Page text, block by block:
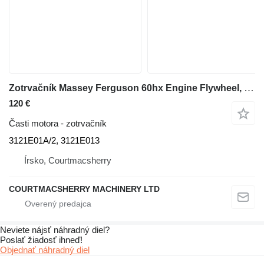
Zotrvačník Massey Ferguson 60hx Engine Flywheel, Ring Gear 3121e01a/2, 3121e013 3121E01A/2 na rýpadla-nakladača Massey Ferguson 60hx
120 €
Časti motora - zotrvačník
3121E01A/2, 3121E013
Írsko, Courtmacsherry
COURTMACSHERRY MACHINERY LTD
Neviete nájsť náhradný diel?
Poslať žiadosť ihneď!
Objednať náhradný diel